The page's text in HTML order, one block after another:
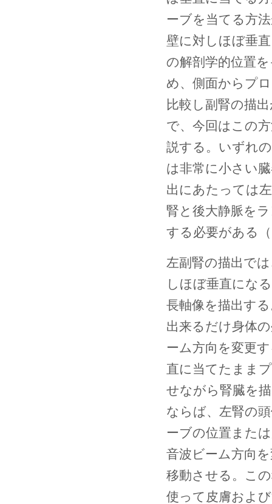
ーブを当てる方
壁に対しほぼ垂
の解剖学的位置
め、側面からプ
比較し副腎の描
で、今回はこの
説する。いずれ
は非常に小さい
出にあたっては
腎と後大静脈を
する必要がある
左副腎の描出で
しほぼ垂直にな
長軸像を描出す
出来るだけ身体
ーム方向を変更
直に当てたまま
せながら腎臓を
ならば、左腎の
ーブの位置また
音波ビーム方向
移動させる。こ
使って皮膚およ